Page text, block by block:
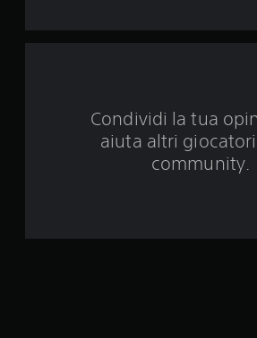
Condividi la tua
aiuta altri
community.